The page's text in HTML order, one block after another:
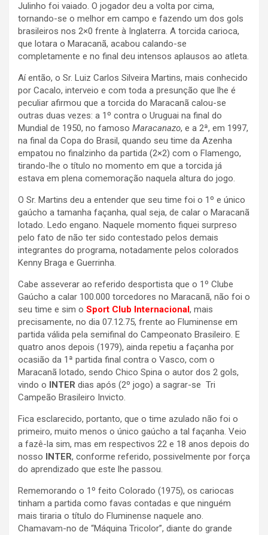
Julinho foi vaiado. O jogador deu a volta por cima,
tornando-se o melhor em campo e fazendo um dos gols
brasileiros nos 2×0 frente à Inglaterra. A torcida carioca,
que lotara o Maracanã, acabou calando-se
completamente e no final deu intensos aplausos ao atleta.
Aí então, o Sr. Luiz Carlos Silveira Martins, mais conhecido
por Cacalo, interveio e com toda a presunção que lhe é
peculiar afirmou que a torcida do Maracanã calou-se
outras duas vezes: a 1º contra o Uruguai na final do
Mundial de 1950, no famoso Maracanazo, e a 2ª, em 1997,
na final da Copa do Brasil, quando seu time da Azenha
empatou no finalzinho da partida (2×2) com o Flamengo,
tirando-lhe o título no momento em que a torcida já
estava em plena comemoração naquela altura do jogo.
O Sr. Martins deu a entender que seu time foi o 1º e único
gaúcho a tamanha façanha, qual seja, de calar o Maracanã
lotado. Ledo engano. Naquele momento fiquei surpreso
pelo fato de não ter sido contestado pelos demais
integrantes do programa, notadamente pelos colorados
Kenny Braga e Guerrinha.
Cabe asseverar ao referido desportista que o 1º Clube
Gaúcho a calar 100.000 torcedores no Maracanã, não foi o
seu time e sim o Sport Club Internacional, mais
precisamente, no dia 07.12.75, frente ao Fluminense em
partida válida pela semifinal do Campeonato Brasileiro. E
quatro anos depois (1979), ainda repetiu a façanha por
ocasião da 1ª partida final contra o Vasco, com o
Maracanã lotado, sendo Chico Spina o autor dos 2 gols,
vindo o INTER dias após (2º jogo) a sagrar-se Tri
Campeão Brasileiro Invicto.
Fica esclarecido, portanto, que o time azulado não foi o
primeiro, muito menos o único gaúcho a tal façanha. Veio
a fazê-la sim, mas em respectivos 22 e 18 anos depois do
nosso INTER, conforme referido, possivelmente por força
do aprendizado que este lhe passou.
Rememorando o 1º feito Colorado (1975), os cariocas
tinham a partida como favas contadas e que ninguém
mais tiraria o título do Fluminense naquele ano.
Chamavam-no de “Máquina Tricolor”, diante do grande